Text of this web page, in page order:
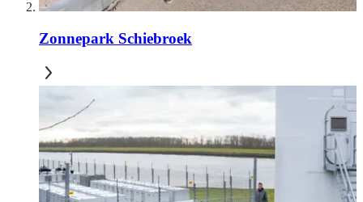
Zonnepark Schiebroek